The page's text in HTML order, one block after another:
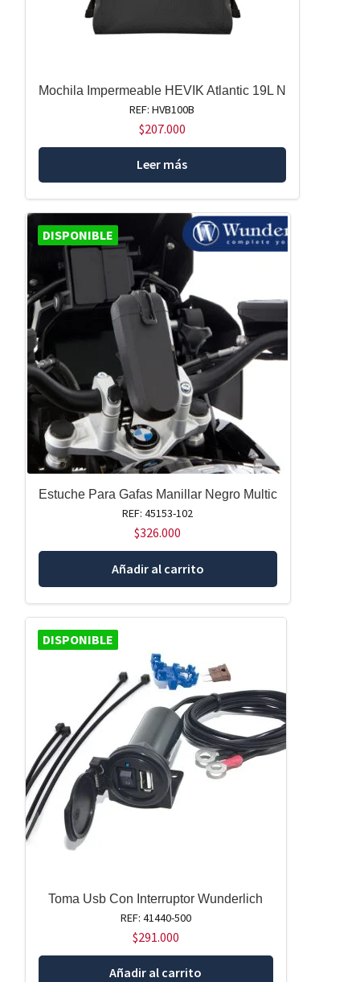
Mochila Impermeable HEVIK Atlantic 19L N
REF: HVB100B
$207.000
Leer más
DISPONIBLE
Estuche Para Gafas Manillar Negro Multic
REF: 45153-102
$326.000
Añadir al carrito
DISPONIBLE
Toma Usb Con Interruptor Wunderlich
REF: 41440-500
$291.000
Añadir al carrito